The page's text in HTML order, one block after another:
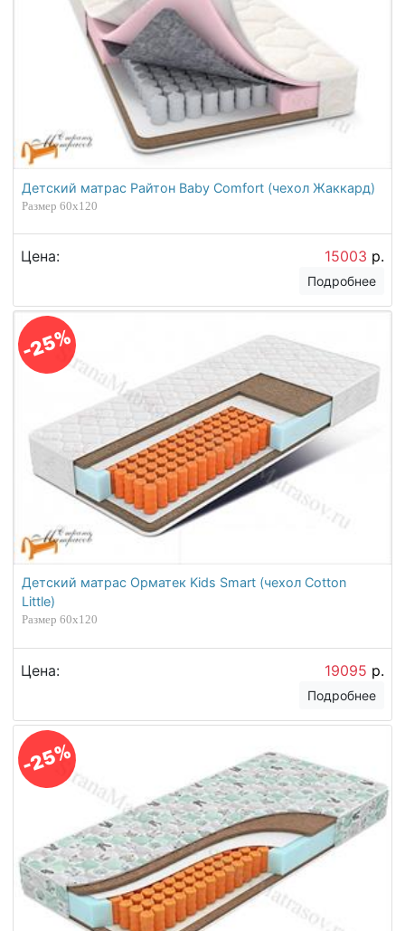
Детский матрас Райтон Baby Comfort (чехол Жаккард)
Размер 60х120
Цена: 15003 р.
Подробнее
-25%
Детский матрас Орматек Kids Smart (чехол Cotton
Little)
Размер 60х120
Цена: 19095 р.
Подробнее
-25%